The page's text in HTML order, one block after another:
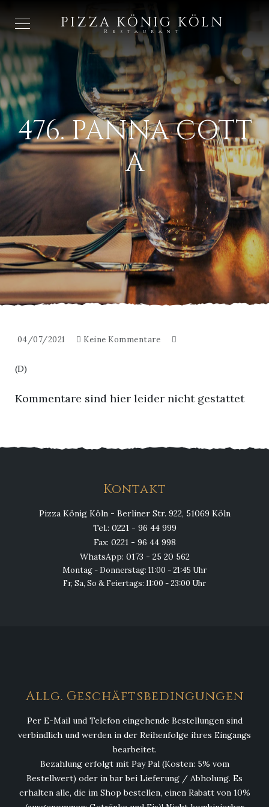
PIZZA KÖNIG KÖLN
Restaurant
476. PANNA COTT
A
04/07/2021 Keine Kommentare
(D)
Kommentare sind hier leider nicht gestattet
Kontakt
Pizza König Köln - Berliner Str. 922, 51069 Köln
Tel.: 0221 - 96 44 999
Fax: 0221 - 96 44 998
WhatsApp: 0173 - 25 20 562
Montag - Donnerstag: 11:00 - 21:45 Uhr
Fr, Sa, So & Feiertags: 11:00 - 23:00 Uhr
Allg. Geschäftsbedingungen
Per E-Mail und Telefon eingehende Bestellungen sind
verbindlich und werden in der Reihenfolge ihres Eingangs
bearbeitet.
Bezahlung erfolgt mit Pay Pal (Kosten: 5% vom
Bestellwert) oder in bar bei Lieferung / Abholung. Es
erhalten alle, die im Shop bestellen, einen Rabatt von 10%